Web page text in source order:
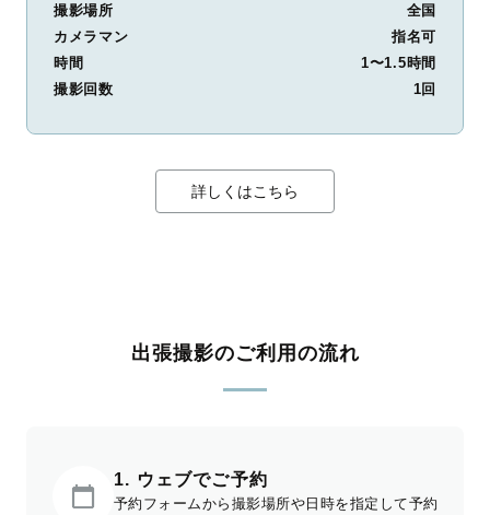
撮影場所
全国
カメラマン
指名可
時間
1〜1.5時間
撮影回数
1回
詳しくはこちら
出張撮影のご利用の流れ
1. ウェブでご予約
予約フォームから撮影場所や日時を指定して予約